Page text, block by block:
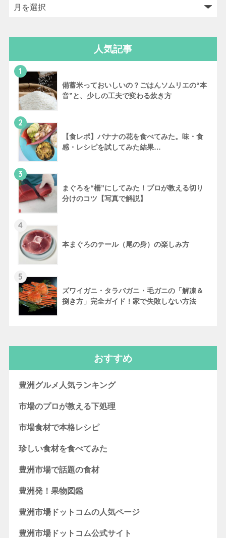
人気記事
1
備蓄米っておいしいの？ごはんソムリエの“本
音”と、少しの工夫で変わる炊き方
2
【食レポ】バナナの花を食べてみた。味・食
感・レシピを試してみた結果…
3
まぐろを“柵”にしてみた！プロが教える切り
分けのコツ【写真で解説】
4
本まぐろのテール（尾の身）の楽しみ方
5
ズワイガニ・タラバガニ・毛ガニの「解凍＆
捌き方」完全ガイド！家で失敗しない方法
おすすめ
豊洲グルメ人気ランキング
市場のプロが教える下処理
市場食材で本格レシピ
珍しい食材を食べてみた
豊洲市場で話題の食材
豊洲発！果物図鑑
豊洲市場ドットコムの人気ページ
豊洲市場ドットコム公式サイト